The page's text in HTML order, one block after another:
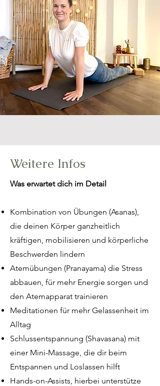
Weitere Infos
​Was erwartet dich im Detail
Kombination von Übungen (Asanas),
die deinen Körper ganzheitlich
kräftigen, mobilisieren und körperliche
Beschwerden lindern
Atemübungen (Pranayama) die Stress
abbauen, für mehr Energie sorgen und
den Atemapparat trainieren
Meditationen für mehr Gelassenheit im
Alltag
Schlussentspannung (Shavasana) mit
einer Mini-Massage, die dir beim
Entspannen und Loslassen hilft
Hands-on-Assists, hierbei unterstütze